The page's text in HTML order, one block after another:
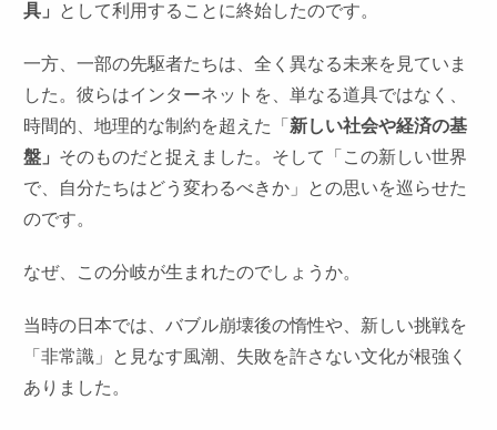
具」
として利用することに終始したのです。
一方、一部の先駆者たちは、全く異なる未来を見ていま
した。彼らはインターネットを、単なる道具ではなく、
時間的、地理的な制約を超えた「 新しい社会や経済の基
盤」 そのものだと捉えました。そして「この新しい世界
で、自分たちはどう変わるべきか」との思いを巡らせた
のです。
なぜ、この分岐が生まれたのでしょうか。
当時の日本では、バブル崩壊後の惰性や、新しい挑戦を
「非常識」と見なす風潮、失敗を許さない文化が根強く
ありました。